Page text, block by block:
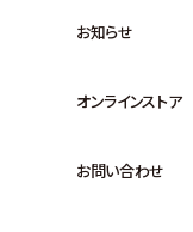
お知らせ
オンラインストア
お問い合わせ